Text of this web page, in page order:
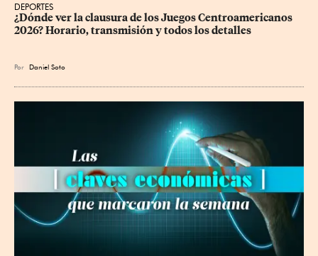
DEPORTES
¿Dónde ver la clausura de los Juegos Centroamericanos
2026? Horario, transmisión y todos los detalles
Por Daniel Soto